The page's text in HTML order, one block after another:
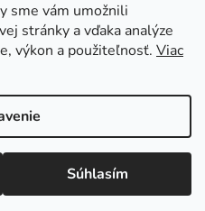
sme vám umožnili
stránky a vďaka analýze
výkon a použiteľnosť. Viac
Súhlasím
Shoptet
pre deti. Všetky práva
nastavenie cookies